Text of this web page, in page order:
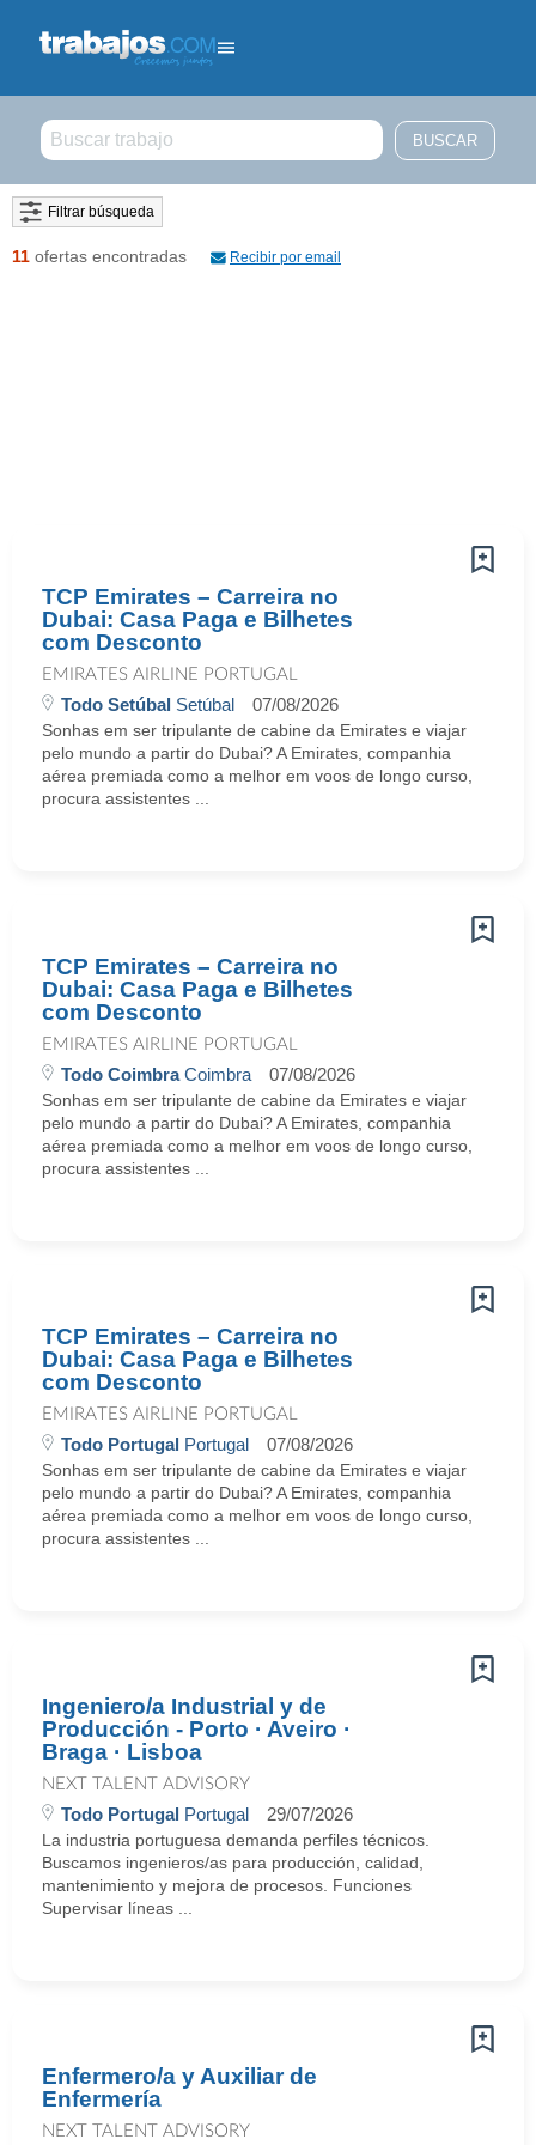
Filtrar búsqueda
11 ofertas encontradas Recibir por email
TCP Emirates – Carreira no
Dubai: Casa Paga e Bilhetes
com Desconto
EMIRATES AIRLINE PORTUGAL
Todo Setúbal Setúbal 07/08/2026
Sonhas em ser tripulante de cabine da Emirates e viajar
pelo mundo a partir do Dubai? A Emirates, companhia
aérea premiada como a melhor em voos de longo curso,
procura assistentes ...
TCP Emirates – Carreira no
Dubai: Casa Paga e Bilhetes
com Desconto
EMIRATES AIRLINE PORTUGAL
Todo CoimbraCoimbra 07/08/2026
Sonhas em ser tripulante de cabine da Emirates e viajar
pelo mundo a partir do Dubai? A Emirates, companhia
aérea premiada como a melhor em voos de longo curso,
procura assistentes ...
TCP Emirates – Carreira no
Dubai: Casa Paga e Bilhetes
com Desconto
EMIRATES AIRLINE PORTUGAL
Todo Portugal Portugal 07/08/2026
Sonhas em ser tripulante de cabine da Emirates e viajar
pelo mundo a partir do Dubai? A Emirates, companhia
aérea premiada como a melhor em voos de longo curso,
procura assistentes ...
Ingeniero/a Industrial y de
Producción - Porto · Aveiro ·
Braga · Lisboa
NEXT TALENT ADVISORY
Todo Portugal Portugal 29/07/2026
La industria portuguesa demanda perfiles técnicos.
Buscamos ingenieros/as para producción, calidad,
mantenimiento y mejora de procesos. Funciones
Supervisar líneas ...
Enfermero/a y Auxiliar de
Enfermería
NEXT TALENT ADVISORY